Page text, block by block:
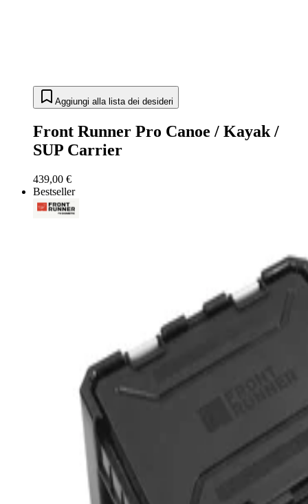
Aggiungi alla lista dei desideri
Front Runner Pro Canoe / Kayak /
SUP Carrier
439,00 €
Bestseller